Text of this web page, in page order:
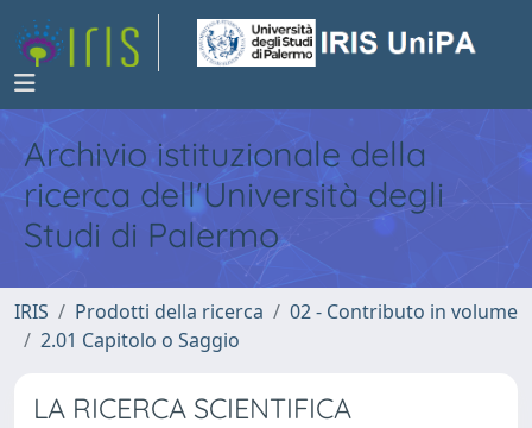
Archivio istituzionale della
ricerca dell'Università degli
Studi di Palermo
IRIS Prodotti della ricerca
02 - Contributo in volume
2.01 Capitolo o Saggio
LA RICERCA SCIENTIFICA